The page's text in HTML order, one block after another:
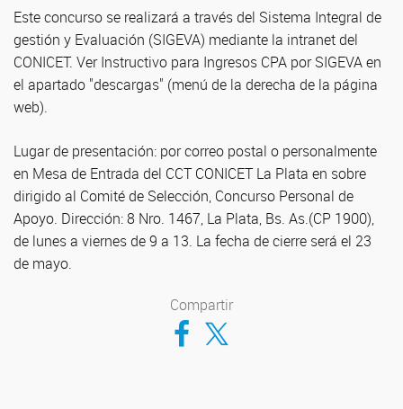
Este concurso se realizará a través del Sistema Integral de
gestión y Evaluación (SIGEVA) mediante la intranet del
CONICET. Ver Instructivo para Ingresos CPA por SIGEVA en
el apartado "descargas" (menú de la derecha de la página
web).
Lugar de presentación: por correo postal o personalmente
en Mesa de Entrada del CCT CONICET La Plata en sobre
dirigido al Comité de Selección, Concurso Personal de
Apoyo. Dirección: 8 Nro. 1467, La Plata, Bs. As.(CP 1900),
de lunes a viernes de 9 a 13. La fecha de cierre será el 23
de mayo.
Compartir
Compartir en Facebook
Compartir en Twitter